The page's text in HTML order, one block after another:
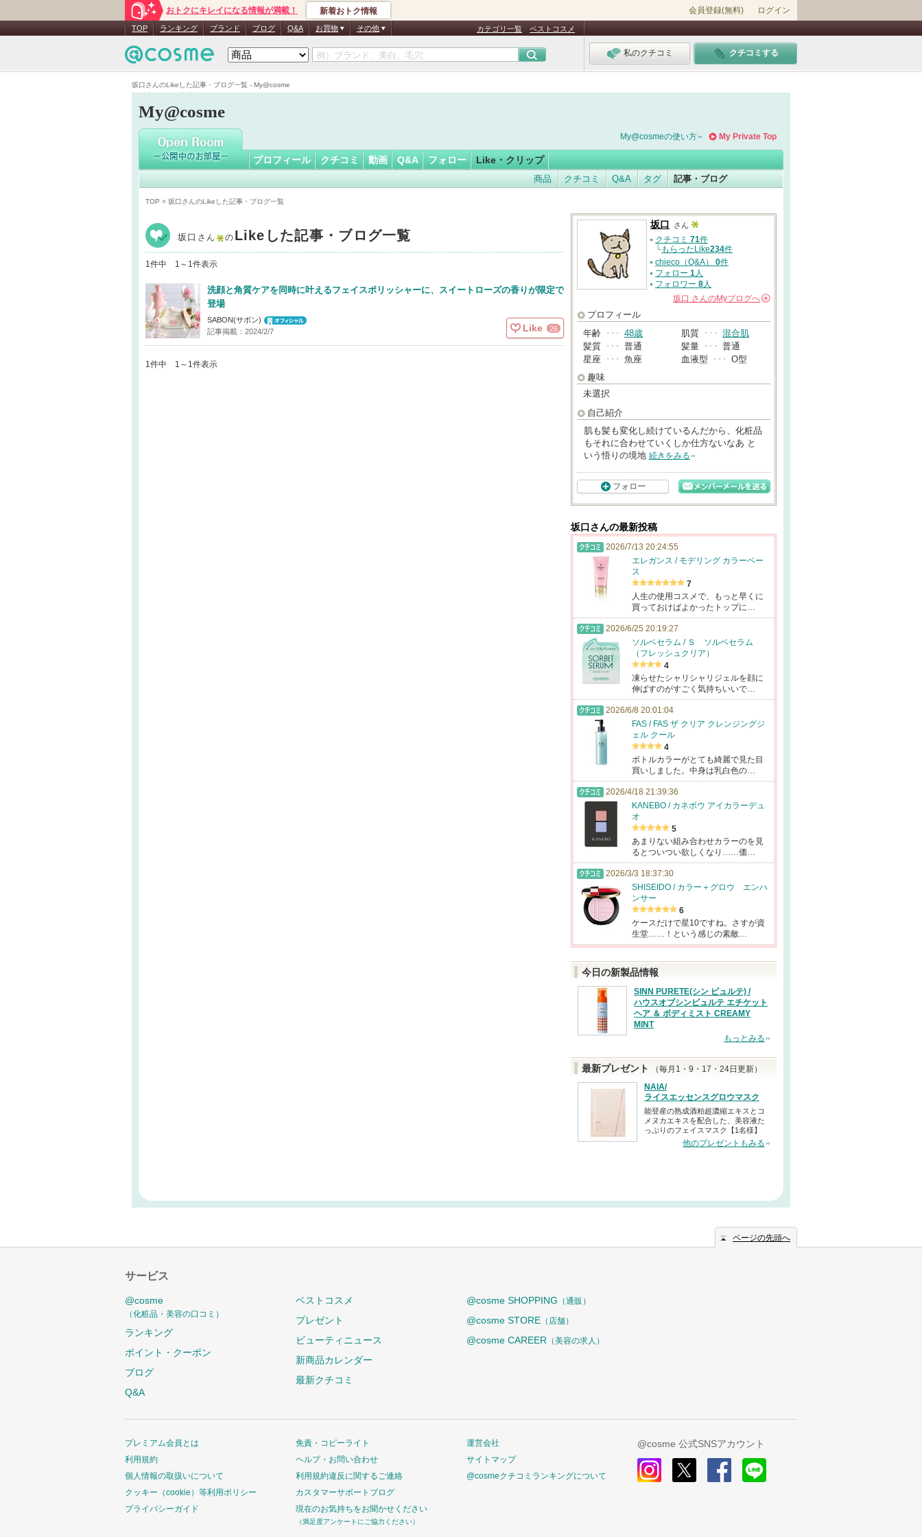
坂口さんのLikeした記事・ブログ一覧 - My@cosme
おトクにキレイになる情報が満載！ 新着おトク情報 会員登録(無料) ログイン
TOP ランキング ブランド ブログ Q&A お買物 その他 カテゴリ一覧 ベストコスメ
私のクチコミ クチコミする
My@cosme
坂口さん
My Private Top
My@cosmeの使い方
プロフィール クチコミ 動画 Q&A フォロー Like・クリップ
商品 クチコミ Q&A タグ 記事・ブログ
TOP > 坂口さんのLikeした記事・ブログ一覧
坂口 さん の Likeした記事・ブログ一覧
1件中 1～1件表示
洗顔と角質ケアを同時に叶えるフェイスポリッシャーに、スイートローズの香りが限定で
登場
SABON(サボン)
記事掲載：2024/2/7
Like 26
1件中 1～1件表示
坂口 さん
クチコミ 71件
└もらったLike234件
chieco（Q&A） 0件
フォロー 1人
フォロワー 8人
坂口 さんのMyブログへ
プロフィール
年齢 ･･･ 48歳 肌質 ･･･ 混合肌
髪質 ･･･ 普通 髪量 ･･･ 普通
星座 ･･･ 魚座 血液型 ･･･ O型
趣味
未選択
自己紹介
肌も髪も変化し続けているんだから、化粧品
もそれに合わせていくしか仕方ないなあ と
いう悟りの境地 続きをみる
フォロー
坂口さんの最新投稿
2026/7/13 20:24:55
エレガンス / モデリング カラーベー
ス
7
人生の使用コスメで、もっと早くに
買っておけばよかったトップに…
2026/6/25 20:19:27
ソルベセラム / Ｓ ソルベセラム
（フレッシュクリア）
4
凍らせたシャリシャリジェルを顔に
伸ばすのがすごく気持ちいいで…
2026/6/8 20:01:04
FAS / FAS ザ クリア クレンジングジ
ェル クール
4
ボトルカラーがとても綺麗で見た目
買いしました。中身は乳白色の…
2026/4/18 21:39:36
KANEBO / カネボウ アイカラーデュ
オ
5
あまりない組み合わせカラーのを見
るとついつい欲しくなり……価…
2026/3/3 18:37:30
SHISEIDO / カラー＋グロウ エンハ
ンサー
6
ケースだけで星10ですね。さすが資
生堂……！という感じの素敵…
今日の新製品情報
SINN PURETE(シン ピュルテ) /
ハウスオブシンピュルテ エチケット
ヘア ＆ ボディミスト CREAMY
MINT
もっとみる
最新プレゼント
（毎月1・9・17・24日更新）
NAIA/
ライスエッセンスグロウマスク
能登産の熟成酒粕超濃縮エキスとコ
メヌカエキスを配合した、美容液た
っぷりのフェイスマスク【1名様】
他のプレゼントもみる
ページの先頭へ
サービス
@cosme
（化粧品・美容の口コミ）
ランキング
ポイント・クーポン
ブログ
Q&A
ベストコスメ
プレゼント
ビューティニュース
新商品カレンダー
最新クチコミ
@cosme SHOPPING （通販）
@cosme STORE （店舗）
@cosme CAREER （美容の求人）
プレミアム会員とは
利用規約
個人情報の取扱いについて
クッキー（cookie）等利用ポリシー
プライバシーガイド
免責・コピーライト
ヘルプ・お問い合わせ
利用規約違反に関するご連絡
カスタマーサポートブログ
現在のお気持ちをお聞かせください
（満足度アンケートにご協力ください）
運営会社
サイトマップ
@cosmeクチコミランキングについて
@cosme 公式SNSアカウント